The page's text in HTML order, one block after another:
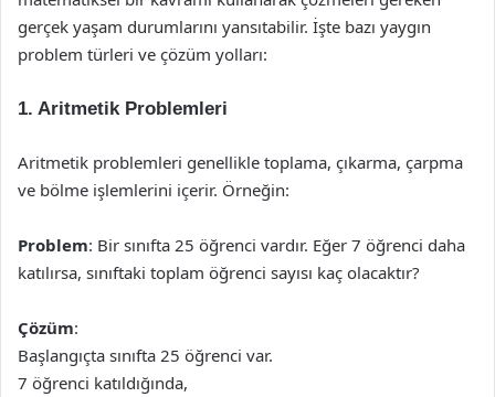
gerçek yaşam durumlarını yansıtabilir. İşte bazı yaygın
problem türleri ve çözüm yolları:
1. Aritmetik Problemleri
Aritmetik problemleri genellikle toplama, çıkarma, çarpma
ve bölme işlemlerini içerir. Örneğin:
Problem: Bir sınıfta 25 öğrenci vardır. Eğer 7 öğrenci daha
katılırsa, sınıftaki toplam öğrenci sayısı kaç olacaktır?
Çözüm:
Başlangıçta sınıfta 25 öğrenci var.
7 öğrenci katıldığında,